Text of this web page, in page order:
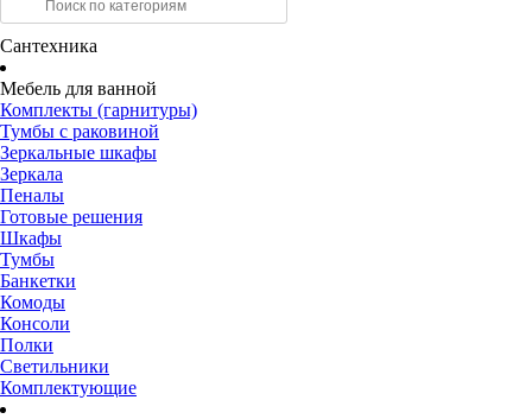
Сантехника
Мебель для ванной
Комплекты (гарнитуры)
Тумбы с раковиной
Зеркальные шкафы
Зеркала
Пеналы
Готовые решения
Шкафы
Тумбы
Банкетки
Комоды
Консоли
Полки
Светильники
Комплектующие